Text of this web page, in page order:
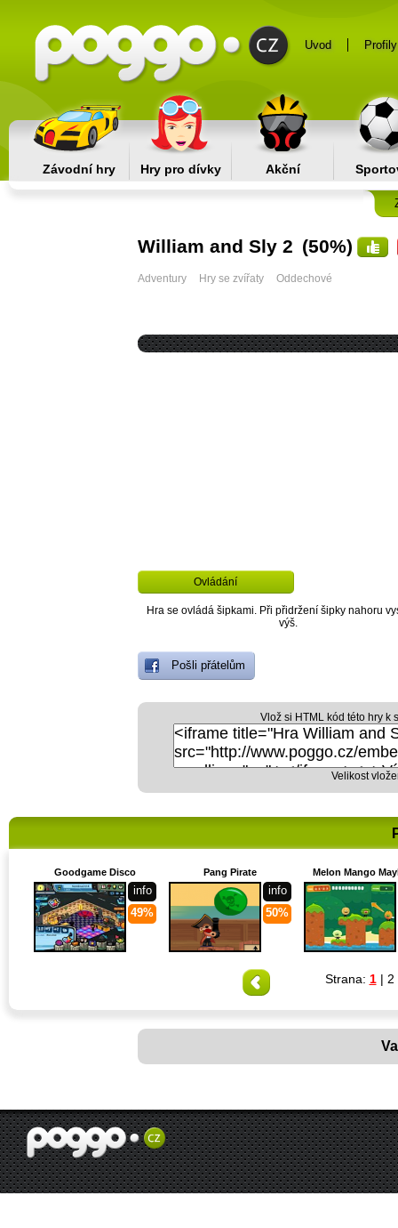
Uvod Profily
Závodní hry Hry pro dívky Akční
William and Sly 2 (50%)
Adventury Hry se zvířaty Oddechové
Ovládání
Hra se ovládá šipkami. Při přidržení šipky nahoru
výš.
Pošli přátelům
Vlož si HTML kód této hry k
Velikost
Goodgame Disco
info
49%
Pang Pirate
info
50%
Melon Mango
Strana: 1| 2